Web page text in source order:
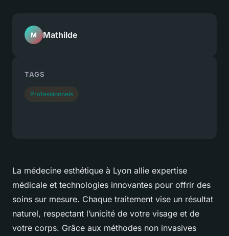
La médecine esthétique à Lyon allie expertise
médicale et technologies innovantes pour offrir des
soins sur mesure. Chaque traitement vise un résultat
naturel, respectant l’unicité de votre visage et de
votre corps. Grâce aux méthodes non invasives
M Mathilde
TAGS
Professionnels